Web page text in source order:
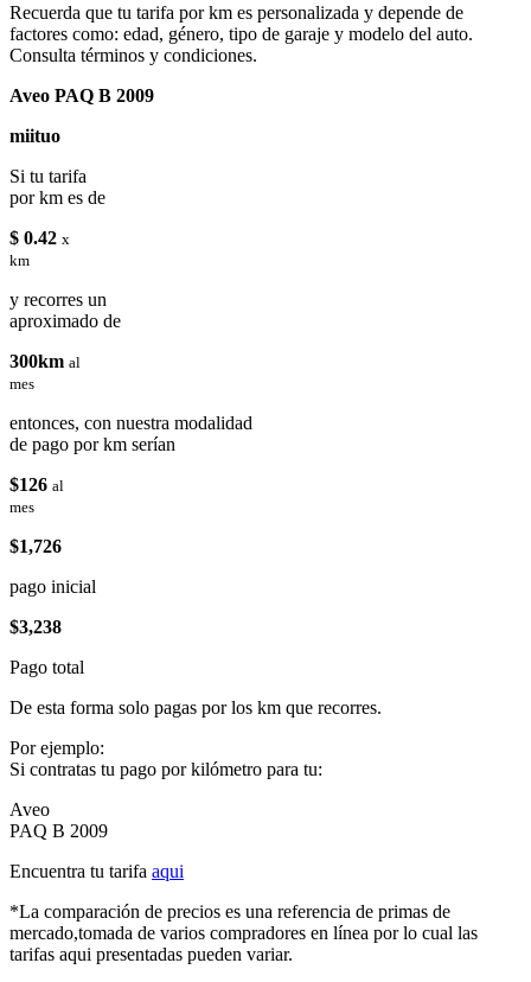
Recuerda que tu tarifa por km es personalizada y depende de
factores como: edad, género, tipo de garaje y modelo del auto.
Consulta términos y condiciones.
Aveo PAQ B 2009
miituo
Si tu tarifa
por km es de
$ 0.42 x
km
y recorres un
aproximado de
300km al
mes
entonces, con nuestra modalidad
de pago por km serían
$126 al
mes
$1,726
pago inicial
$3,238
Pago total
De esta forma solo pagas por los km que recorres.
Por ejemplo:
Si contratas tu pago por kilómetro para tu:
Aveo
PAQ B 2009
Encuentra tu tarifa aqui
*La comparación de precios es una referencia de primas de
mercado,tomada de varios compradores en línea por lo cual las
tarifas aqui presentadas pueden variar.